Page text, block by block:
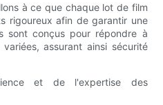
à ce que chaque lot de film
rigoureux afin de garantir une
sont conçus pour répondre à
assurant ainsi sécurité
et de l'expertise des